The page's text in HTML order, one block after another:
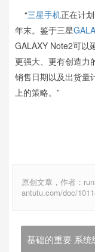
“三星手机正在计
年末。鉴于三星
GALAXY Note2可以
更强大、更有创造力
销售日期以及出货量
上的策略。”
原创文章，作者：
antutu.com/doc/
基础的重要 系